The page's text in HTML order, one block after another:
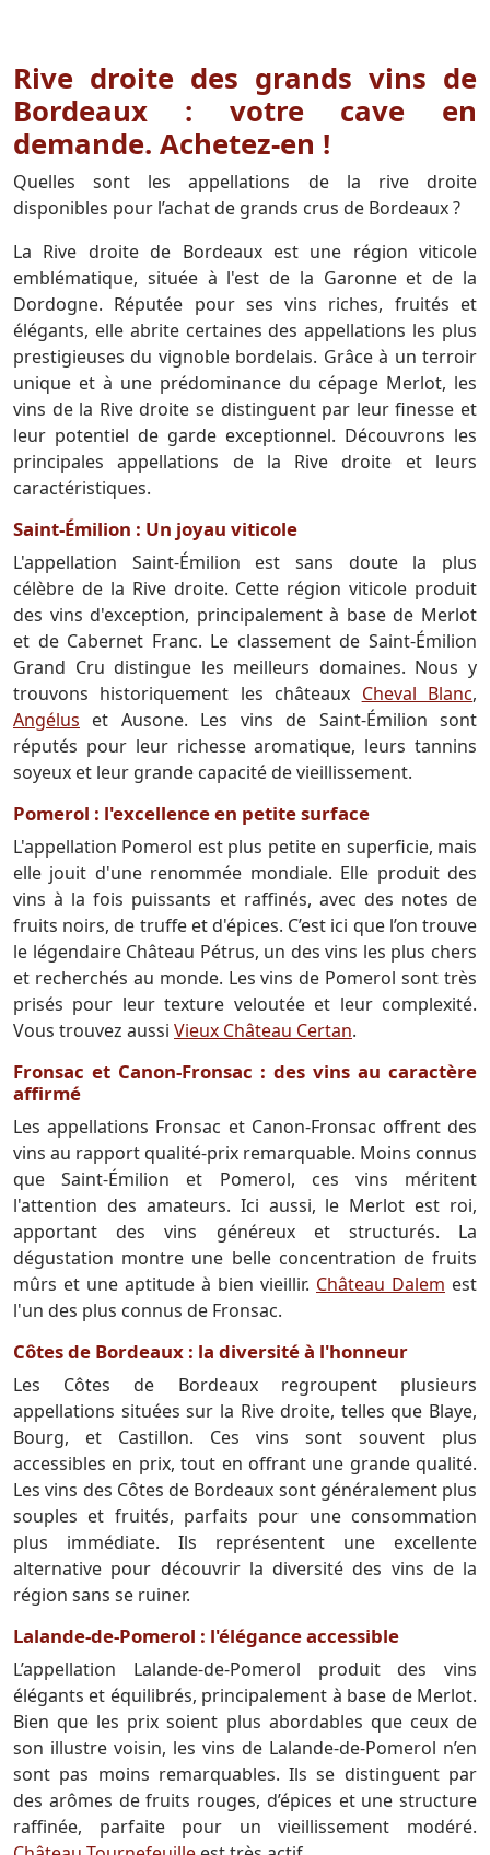
Rive droite des grands vins de
Bordeaux : votre cave en
demande. Achetez-en !
Quelles sont les appellations de la rive droite
disponibles pour l’achat de grands crus de Bordeaux ?
La Rive droite de Bordeaux est une région viticole
emblématique, située à l'est de la Garonne et de la
Dordogne. Réputée pour ses vins riches, fruités et
élégants, elle abrite certaines des appellations les plus
prestigieuses du vignoble bordelais. Grâce à un terroir
unique et à une prédominance du cépage Merlot, les
vins de la Rive droite se distinguent par leur finesse et
leur potentiel de garde exceptionnel. Découvrons les
principales appellations de la Rive droite et leurs
caractéristiques.
Saint-Émilion : Un joyau viticole
L'appellation Saint-Émilion est sans doute la plus
célèbre de la Rive droite. Cette région viticole produit
des vins d'exception, principalement à base de Merlot
et de Cabernet Franc. Le classement de Saint-Émilion
Grand Cru distingue les meilleurs domaines. Nous y
trouvons historiquement les châteaux Cheval Blanc,
Angélus et Ausone. Les vins de Saint-Émilion sont
réputés pour leur richesse aromatique, leurs tannins
soyeux et leur grande capacité de vieillissement.
Pomerol : l'excellence en petite surface
L'appellation Pomerol est plus petite en superficie, mais
elle jouit d'une renommée mondiale. Elle produit des
vins à la fois puissants et raffinés, avec des notes de
fruits noirs, de truffe et d'épices. C’est ici que l’on trouve
le légendaire Château Pétrus, un des vins les plus chers
et recherchés au monde. Les vins de Pomerol sont très
prisés pour leur texture veloutée et leur complexité.
Vous trouvez aussi Vieux Château Certan.
Fronsac et Canon-Fronsac : des vins au caractère
affirmé
Les appellations Fronsac et Canon-Fronsac offrent des
vins au rapport qualité-prix remarquable. Moins connus
que Saint-Émilion et Pomerol, ces vins méritent
l'attention des amateurs. Ici aussi, le Merlot est roi,
apportant des vins généreux et structurés. La
dégustation montre une belle concentration de fruits
mûrs et une aptitude à bien vieillir. Château Dalem est
l'un des plus connus de Fronsac.
Côtes de Bordeaux : la diversité à l'honneur
Les Côtes de Bordeaux regroupent plusieurs
appellations situées sur la Rive droite, telles que Blaye,
Bourg, et Castillon. Ces vins sont souvent plus
accessibles en prix, tout en offrant une grande qualité.
Les vins des Côtes de Bordeaux sont généralement plus
souples et fruités, parfaits pour une consommation
plus immédiate. Ils représentent une excellente
alternative pour découvrir la diversité des vins de la
région sans se ruiner.
Lalande-de-Pomerol : l'élégance accessible
L’appellation Lalande-de-Pomerol produit des vins
élégants et équilibrés, principalement à base de Merlot.
Bien que les prix soient plus abordables que ceux de
son illustre voisin, les vins de Lalande-de-Pomerol n’en
sont pas moins remarquables. Ils se distinguent par
des arômes de fruits rouges, d’épices et une structure
raffinée, parfaite pour un vieillissement modéré.